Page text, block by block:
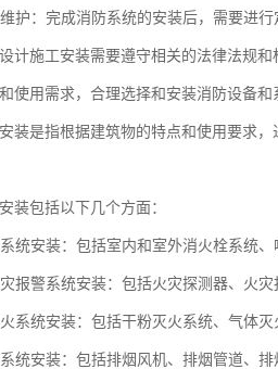
护：完成消防系统的安装后，需要进
计施工安装需要遵守相关的法律法规
使用需求，合理选择和安装消防设备
装是指根据建筑物的特点和使用要求
装包括以下几个方面：
统安装：包括室内和室外消火栓系统
报警系统安装：包括火灾探测器、火
系统安装：包括干粉灭火系统、气体
统安装：包括排烟风机、排烟管道、排